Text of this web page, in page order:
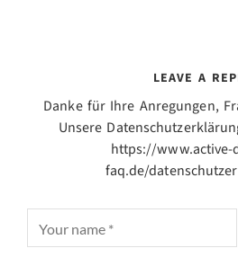
LEAVE A
Danke für Ihre Anregungen,
Unsere
https://www.active-
faq.de/